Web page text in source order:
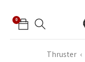
0
›
Thruster